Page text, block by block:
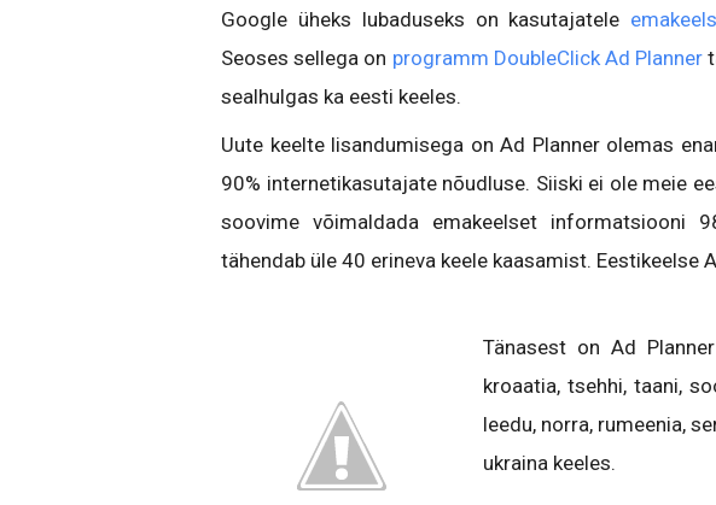
Google üheks lubaduseks on kasutajatele
Seoses sellega on programm DoubleClick Ad Planner
sealhulgas ka eesti keeles.
Uute keelte lisandumisega on Ad Planner olemas
90% internetikasutajate nõudluse. Siiski ei ole meie
soovime võimaldada emakeelset informatsiooni
tähendab üle 40 erineva keele kaasamist. Eestikeelse
Tänasest on Ad
kroaatia, tsehhi, taani,
leedu, norra, rumeenia,
ukraina keeles.